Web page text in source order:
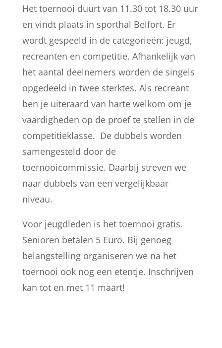
Het toernooi duurt van 11.30 tot 18.30 uur
en vindt plaats in sporthal Belfort. Er
wordt gespeeld in de categorieën: jeugd,
recreanten en competitie. Afhankelijk van
het aantal deelnemers worden de singels
opgedeeld in twee sterktes. Als recreant
ben je uiteraard van harte welkom om je
vaardigheden op de proef te stellen in de
competitieklasse. De dubbels worden
samengesteld door de
toernooicommissie. Daarbij streven we
naar dubbels van een vergelijkbaar
niveau.
Voor jeugdleden is het toernooi gratis.
Senioren betalen 5 Euro. Bij genoeg
belangstelling organiseren we na het
toernooi ook nog een etentje. Inschrijven
kan tot en met 11 maart!